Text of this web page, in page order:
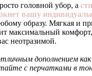
головной убор, а
вашу
образу. Мягкая и
максимальный
неотразимой.
дополнением
с перчатками в